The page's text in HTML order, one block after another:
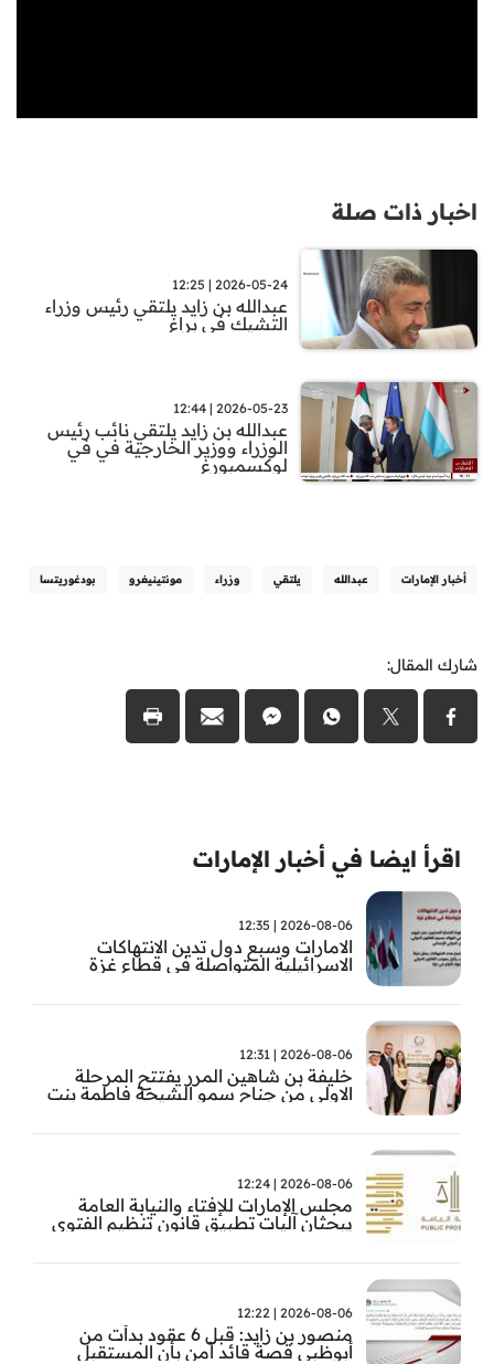
اخبار ذات صلة
2026-05-24 | 12:25
عبدالله بن زايد يلتقي رئيس وزراء
التشيك في براغ
2026-05-23 | 12:44
عبدالله بن زايد يلتقي نائب رئيس
الوزراء ووزير الخارجية في في
لوكسمبورغ
أخبار الإمارات عبدالله يلتقي وزراء مونتينيغرو بودغوريتسا
شارك المقال:
اقرأ ايضا في أخبار الإمارات
2026-08-06 | 12:35
الامارات وسبع دول تدين الانتهاكات
الاسرائيلية المتواصلة في قطاع غزة
2026-08-06 | 12:31
خليفة بن شاهين المرر يفتتح المرحلة
الاولى من جناح سمو الشيخة فاطمة بنت
مستشفى المقاصد
2026-08-06 | 12:24
مجلس الإمارات للإفتاء والنيابة العامة
يبحثان آليات تطبيق قانون تنظيم الفتوى
2026-08-06 | 12:22
منصور بن زايد: قبل 6 عقود بدأت من
أبوظبي قصة قائد آمن بأن المستقبل